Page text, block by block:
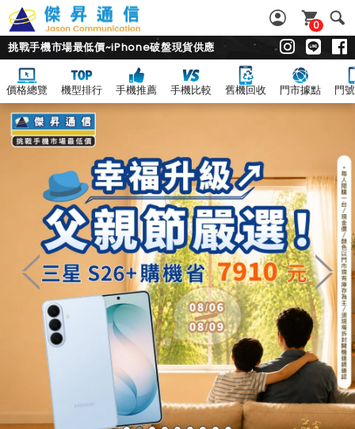
0
挑戰手機市場最低價~iPhone破盤現貨供應
價格總覽 機型排行 手機推薦 手機比較 舊機回收 門市據點 門